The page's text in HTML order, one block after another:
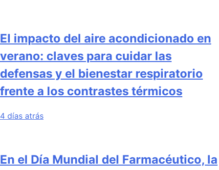
El impacto del aire acondicionado en
verano: claves para cuidar las
defensas y el bienestar respiratorio
frente a los contrastes térmicos
4 días atrás
En el Día Mundial del Farmacéutico, la